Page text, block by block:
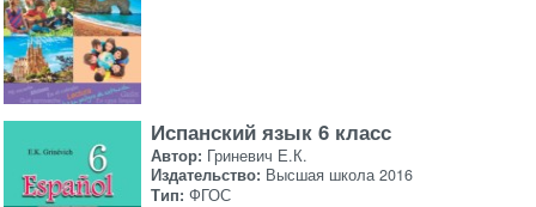
Испанский язык 6 класс
Автор: Гриневич Е.К.
Издательство: Высшая школа 2016
Тип: ФГОС